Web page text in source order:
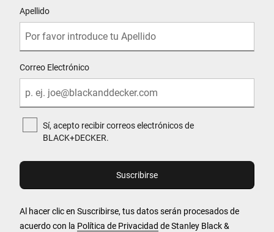
Apellido
Correo Electrónico
Sí, acepto recibir correos electrónicos de
BLACK+DECKER.
Al hacer clic en Suscribirse, tus datos serán procesados de
acuerdo con la Política de Privacidad de Stanley Black &